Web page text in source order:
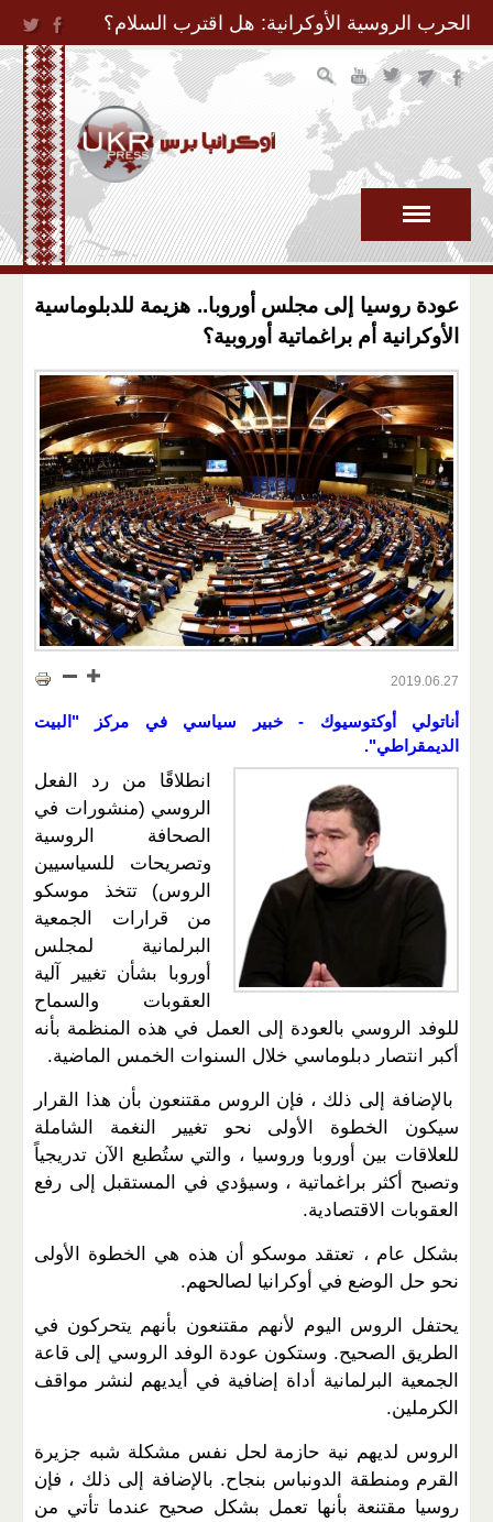
Jump to Navigation
الحرب الروسية الأوكرانية: هل اقترب السلام؟
عودة روسيا إلى مجلس أوروبا.. هزيمة للدبلوماسية
الأوكرانية أم براغماتية أوروبية؟
2019.06.27
أناتولي أوكتوسيوك - خبير سياسي في مركز "البيت
الديمقراطي".
انطلاقًا من رد الفعل
الروسي (منشورات في
الصحافة الروسية
وتصريحات للسياسيين
الروس) تتخذ موسكو
من قرارات الجمعية
البرلمانية لمجلس
أوروبا بشأن تغيير آلية
العقوبات والسماح
للوفد الروسي بالعودة إلى العمل في هذه المنظمة بأنه
أكبر انتصار دبلوماسي خلال السنوات الخمس الماضية.
بالإضافة إلى ذلك ، فإن الروس مقتنعون بأن هذا القرار
سيكون الخطوة الأولى نحو تغيير النغمة الشاملة
للعلاقات بين أوروبا وروسيا ، والتي ستُطبع الآن تدريجياً
وتصبح أكثر براغماتية ، وسيؤدي في المستقبل إلى رفع
العقوبات الاقتصادية.
بشكل عام ، تعتقد موسكو أن هذه هي الخطوة الأولى
نحو حل الوضع في أوكرانيا لصالحهم.
يحتفل الروس اليوم لأنهم مقتنعون بأنهم يتحركون في
الطريق الصحيح. وستكون عودة الوفد الروسي إلى قاعة
الجمعية البرلمانية أداة إضافية في أيديهم لنشر مواقف
الكرملين.
الروس لديهم نية حازمة لحل نفس مشكلة شبه جزيرة
القرم ومنطقة الدونباس بنجاح. بالإضافة إلى ذلك ، فإن
روسيا مقتنعة بأنها تعمل بشكل صحيح عندما تأتي من